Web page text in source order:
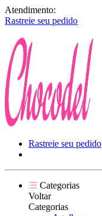
Atendimento:
Rastreie seu pedido
Rastreie seu pedido
Categorias
Voltar
Categorias